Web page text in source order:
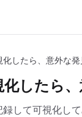
したら、意外な
したら
して可視化し